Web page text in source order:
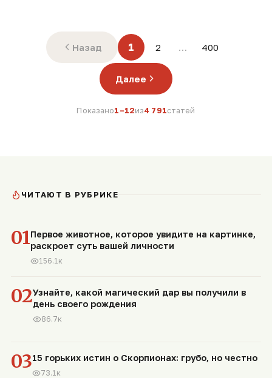
Назад 1 2 400
Далее
Показано1–12из4 791статей
ЧИТАЮТ В РУБРИКЕ
01Первое животное, которое увидите на картинке,
раскроет суть вашей личности
156.1к
02Узнайте, какой магический дар вы получили в
день своего рождения
86.7к
0315 горьких истин о Скорпионах: грубо, но честно
73.1к